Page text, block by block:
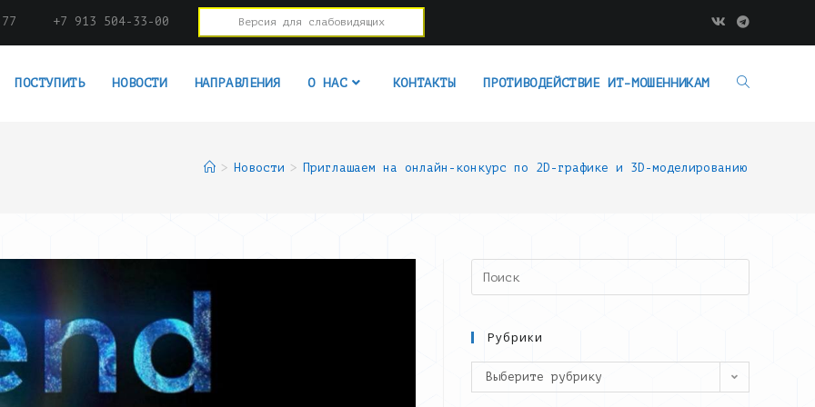
+7 913 504-33-00 Версия для слабовидящих
ПОСТУПИТЬ НОВОСТИ НАПРАВЛЕНИЯ О НАС КОНТАКТЫ ПРОТИВОДЕЙСТВИЕ ИТ-МОШЕННИКАМ
> Новости > Приглашаем на онлайн-конкурс по 2D-графике и 3D-моделированию
Search
this
Рубрики
Рубрики
Выберите рубрику